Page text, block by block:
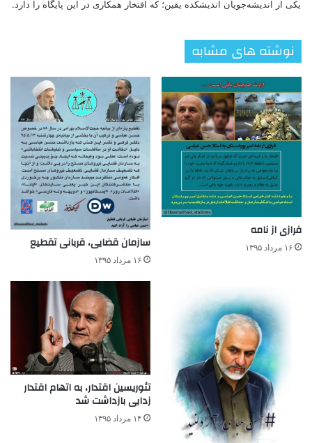
یکی از اندیشه‌جویان اندیشکده یقین؛ که افتخار همکاری در این پایگاه را دارد.
نوشته های مشابه
فرازی از نامه
۱۶ مرداد ۱۳۹۵ سازمان قضایی، قربانی تقطیع
۱۶ مرداد ۱۳۹۵
تئوریسین اقتدار، به اتهام اقتدار
زدایی بازداشت شد
۱۴ مرداد ۱۳۹۵